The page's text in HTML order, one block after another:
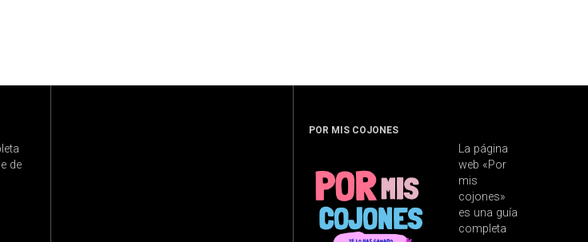
de
POR MIS COJONES
La página
web «Por
mis
cojones»
es una guía
completa